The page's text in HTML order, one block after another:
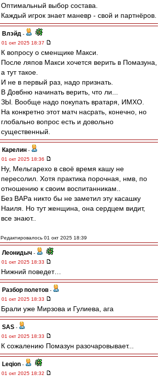
Оптимальный выбор состава.
Каждый игрок знает маневр - свой и партнёров.
Влэйд -
01 окт 2025 18:37
К вопросу о сменщике Макси.
После ляпов Макси хочется верить в Помазуна,
а тут такое.
И не в первый раз, надо признать.
В Довбню начинать верить, что ли...
ЗЫ. Вообще надо покупать вратаря, ИМХО.
На конкретно этот матч насрать, конечно, но
глобально вопрос есть и довольно
существенный.
Карелин -
01 окт 2025 18:36
Ну, Мельгарехо в своё время кашу не
пересолил. Хотя практика порочная, нмв, по
отношению к своим воспитанникам..
Без ВАРа никто бы не заметил эту касашку
Наиля. Но тут женщина, она сердцем видит,
все знают..
Редактировалось 01 окт 2025 18:39
Леонидыч -
01 окт 2025 18:33
Нижний поведет…
Разбор полетов -
01 окт 2025 18:33
Брали уже Мирзова и Гулиева, ага
SAS -
01 окт 2025 18:33
К сожалению Помазун разочаровывает...
Leqion -
01 окт 2025 18:32